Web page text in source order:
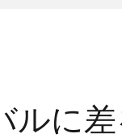
ルに差